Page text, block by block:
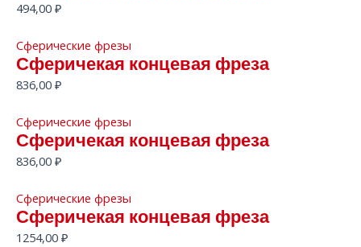
494,00 ₽
Сферические фрезы
Сферичекая концевая фреза
836,00 ₽
Сферические фрезы
Сферичекая концевая фреза
836,00 ₽
Сферические фрезы
Сферичекая концевая фреза
1254,00 ₽